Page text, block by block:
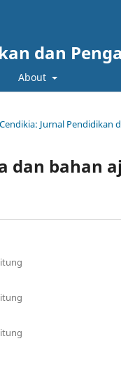
dan
About
Jurnal Pendidikan
dan bahan